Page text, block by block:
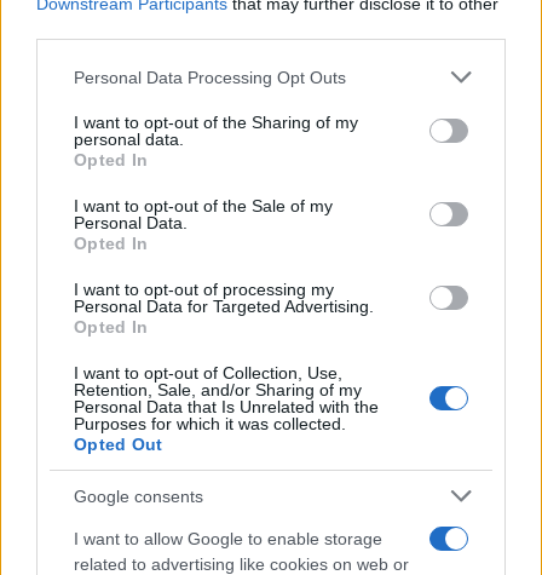
Please note that this website/app uses one or more Google
not limited to your visit or usage behaviour. You may click to
grant or deny consent to Google and its third-party tags to
use your data for below specified purposes in below Google
consent section.
Personal Data Processing Opt Outs
I want to opt-out of the Sharing of my
personal data.
Opted In
I want to opt-out of the Sale of my
Personal Data.
Opted In
I want to opt-out of processing my
Personal Data for Targeted Advertising.
Opted In
I want to opt-out of Collection, Use,
Retention, Sale, and/or Sharing of my
Personal Data that Is Unrelated with the
Purposes for which it was collected.
Opted Out
Google consents
I want to allow Google to enable storage
related to advertising like cookies on web or
Ilaria Mauri
giornalismo sportivo dopo una notte al
coordina le pagine di competizioni e
commenti. In redazione predilige reportage
partita come prova della svolta.